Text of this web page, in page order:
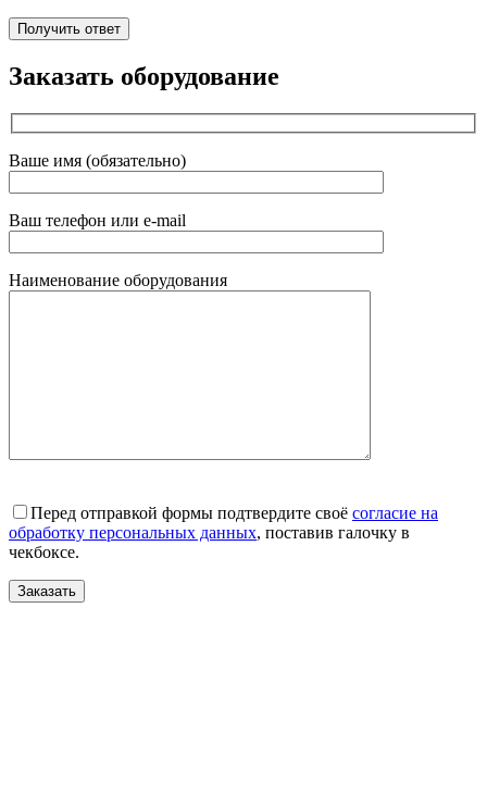
Заказать оборудование
Ваше имя (обязательно)
Ваш телефон или e-mail
Наименование оборудования
Перед отправкой формы подтвердите своё согласие на
обработку персональных данных, поставив галочку в
чекбоксе.